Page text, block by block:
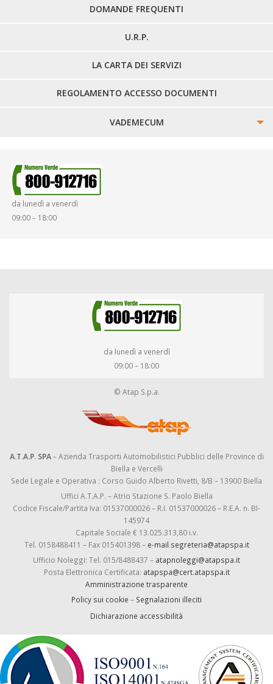
DOMANDE FREQUENTI
U.R.P.
LA CARTA DEI SERVIZI
REGOLAMENTO ACCESSO DOCUMENTI
VADEMECUM
SMARRIMENTO OGGETTI
da lunedì a venerdì
09:00 – 18:00
da lunedì a venerdì
09:00 – 18:00
© Atap S.p.a.
A.T.A.P. SPA– Azienda Trasporti Automobilistici Pubblici delle Province di
Biella e Vercelli
Sede Legale e Operativa : Corso Guido Alberto Rivetti, 8/B – 13900 Biella
Uffici A.T.A.P. – Atrio Stazione S. Paolo Biella
Codice Fiscale/Partita Iva: 01537000026 – R.I. 01537000026 – R.E.A. n. BI-
145974
Capitale Sociale € 13.025.313,80 i.v.
Tel. 0158488411 – Fax 015401398 – e-mail segreteria@atapspa.it
Ufficio Noleggi: Tel. 015/8488437 – atapnoleggi@atapspa.it
Posta Elettronica Certificata: atapspa@cert.atapspa.it
Amministrazione trasparente
Policy sui cookie – Segnalazioni illeciti
Dichiarazione accessibilità